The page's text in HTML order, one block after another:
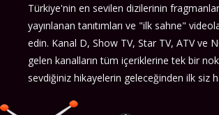
Türkiye'nin en sevilen dizilerinin
yayınlanan tanıtımları ve "ilk sahne"
edin. Kanal D, Show TV, Star TV, ATV ve
gelen kanalların tüm içeriklerine tek bir
sevdiğiniz hikayelerin geleceğinden ilk siz